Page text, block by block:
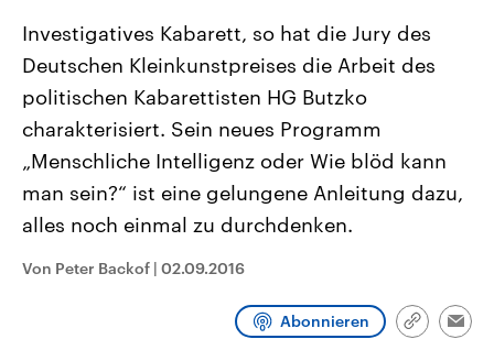
Landtagswahl Sachsen-Anhalt
2026
Alle Informationen
Sachsen-Anhalt wählt am 6.
September 2026 einen neuen
Landtag. Seit 2021 wird das
Bundesland von einer Koalition aus
CDU, SPD und FDP regiert.-
Umfragen, Prognosen,
und Hintergründe zu den Parteien
und Kandidaten der anstehenden
USA
Aktuelle Beiträge,
Wirtschaftlich und
gehören die Vereinigten
den mächtigsten Ländern
mit großem Einfluss auf
aktuelle Weltgeschehen.
Sendungen Programm
Investigatives Kabarett, so hat die Jury des
Deutschen Kleinkunstpreises die Arbeit des
politischen Kabarettisten HG Butzko
charakterisiert. Sein neues Programm
„Menschliche Intelligenz oder Wie blöd kann
man sein?“ ist eine gelungene Anleitung dazu,
alles noch einmal zu durchdenken.
Von Peter Backof | 02.09.2016
Abonnieren
Link